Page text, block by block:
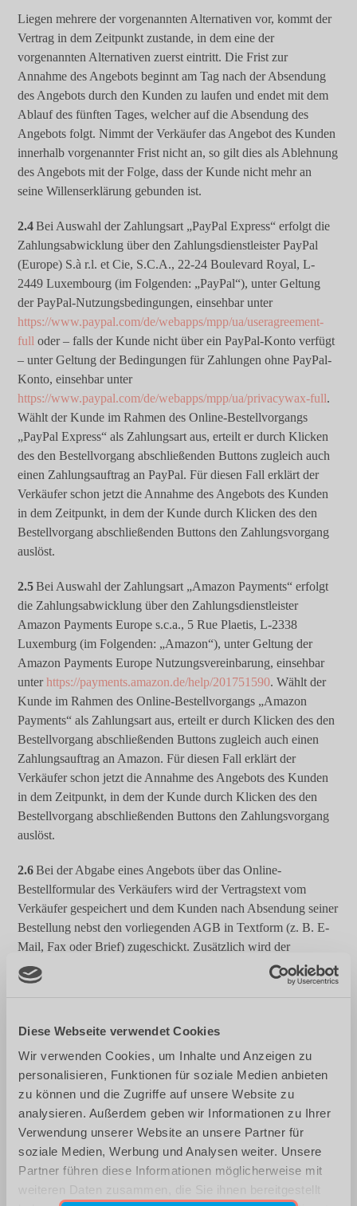
Diese Webseite verwendet Cookies
Wir verwenden Cookies, um Inhalte und Anzeigen zu
personalisieren, Funktionen für soziale Medien anbieten
zu können und die Zugriffe auf unsere Website zu
analysieren. Außerdem geben wir Informationen zu Ihrer
Verwendung unserer Website an unsere Partner für
soziale Medien, Werbung und Analysen weiter. Unsere
Partner führen diese Informationen möglicherweise mit
weiteren Daten zusammen, die Sie ihnen bereitgestellt
Liegen mehrere der vorgenannten Alternativen vor, kommt der
Vertrag in dem Zeitpunkt zustande, in dem eine der
vorgenannten Alternativen zuerst eintritt. Die Frist zur
Annahme des Angebots beginnt am Tag nach der Absendung
des Angebots durch den Kunden zu laufen und endet mit dem
Ablauf des fünften Tages, welcher auf die Absendung des
Angebots folgt. Nimmt der Verkäufer das Angebot des Kunden
innerhalb vorgenannter Frist nicht an, so gilt dies als Ablehnung
des Angebots mit der Folge, dass der Kunde nicht mehr an
seine Willenserklärung gebunden ist.
2.4Bei Auswahl der Zahlungsart „PayPal Express“ erfolgt die
Zahlungsabwicklung über den Zahlungsdienstleister PayPal
(Europe) S.à r.l. et Cie, S.C.A., 22-24 Boulevard Royal, L-
2449 Luxembourg (im Folgenden: „PayPal“), unter Geltung
der PayPal-Nutzungsbedingungen, einsehbar unter
https://www.paypal.com/de/webapps/mpp/ua/useragreement-
full oder – falls der Kunde nicht über ein PayPal-Konto verfügt
– unter Geltung der Bedingungen für Zahlungen ohne PayPal-
Konto, einsehbar unter
https://www.paypal.com/de/webapps/mpp/ua/privacywax-full.
Wählt der Kunde im Rahmen des Online-Bestellvorgangs
„PayPal Express“ als Zahlungsart aus, erteilt er durch Klicken
des den Bestellvorgang abschließenden Buttons zugleich auch
einen Zahlungsauftrag an PayPal. Für diesen Fall erklärt der
Verkäufer schon jetzt die Annahme des Angebots des Kunden
in dem Zeitpunkt, in dem der Kunde durch Klicken des den
Bestellvorgang abschließenden Buttons den Zahlungsvorgang
auslöst.
2.5Bei Auswahl der Zahlungsart „Amazon Payments“ erfolgt
die Zahlungsabwicklung über den Zahlungsdienstleister
Amazon Payments Europe s.c.a., 5 Rue Plaetis, L-2338
Luxemburg (im Folgenden: „Amazon“), unter Geltung der
Amazon Payments Europe Nutzungsvereinbarung, einsehbar
unterhttps://payments.amazon.de/help/201751590. Wählt der
Kunde im Rahmen des Online-Bestellvorgangs „Amazon
Payments“ als Zahlungsart aus, erteilt er durch Klicken des den
Bestellvorgang abschließenden Buttons zugleich auch einen
Zahlungsauftrag an Amazon. Für diesen Fall erklärt der
Verkäufer schon jetzt die Annahme des Angebots des Kunden
in dem Zeitpunkt, in dem der Kunde durch Klicken des den
Bestellvorgang abschließenden Buttons den Zahlungsvorgang
auslöst.
2.6Bei der Abgabe eines Angebots über das Online-
Bestellformular des Verkäufers wird der Vertragstext vom
Verkäufer gespeichert und dem Kunden nach Absendung seiner
Bestellung nebst den vorliegenden AGB in Textform (z. B. E-
Mail, Fax oder Brief) zugeschickt. Zusätzlich wird der
Vertragstext auf der Internetseite des Verkäufers archiviert und
kann vom Kunden über sein passwortgeschütztes Kundenkonto
angelegt hat.
2.7 Vor verbindlicher Abgabe der Bestellung über das Online-
Bestellformular des Verkäufers kann der Kunde mögliche
Eingabefehler durch aufmerksames Lesen der auf dem
Bildschirm dargestellten Informationen erkennen. Ein
wirksames technisches Mittel zur besseren Erkennung von
Eingabefehlern kann dabei die Vergrößerungsfunktion des